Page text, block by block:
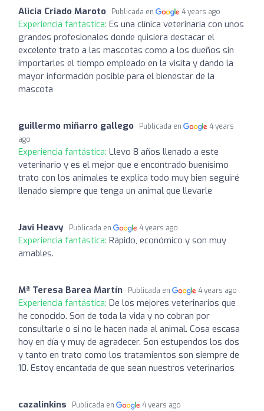
Alicia Criado Maroto Publicada en 4 years ago
Experiencia fantástica: Es una clínica veterinaria con unos
grandes profesionales donde quisiera destacar el
excelente trato a las mascotas como a los dueños sin
importarles el tiempo empleado en la visita y dando la
mayor información posible para el bienestar de la
mascota
guillermo miñarro gallego Publicada en
4 years
ago
Experiencia fantástica: Llevo 8 años llenado a este
veterinario y es el mejor que e encontrado buenísimo
trato con los animales te explica todo muy bien seguiré
llenado siempre que tenga un animal que llevarle
Javi Heavy Publicada en 4 years ago
Experiencia fantástica: Rápido, económico y son muy
amables.
Mª Teresa Barea Martín Publicada en 4 years ago
Experiencia fantástica: De los mejores veterinarios que
he conocido. Son de toda la vida y no cobran por
consultarle o si no le hacen nada al animal. Cosa escasa
hoy en día y muy de agradecer. Son estupendos los dos
y tanto en trato como los tratamientos son siempre de
10. Estoy encantada de que sean nuestros veterinarios
cazalinkins Publicada en 4 years ago